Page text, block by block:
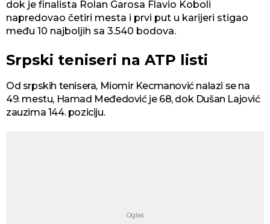
dok je finalista Rolan Garosa Flavio Koboli
napredovao četiri mesta i prvi put u karijeri stigao
među 10 najboljih sa 3.540 bodova.
Srpski teniseri na ATP listi
Od srpskih tenisera, Miomir Kecmanović nalazi se na
49. mestu, Hamad Međedović je 68, dok Dušan Lajović
zauzima 144. poziciju.